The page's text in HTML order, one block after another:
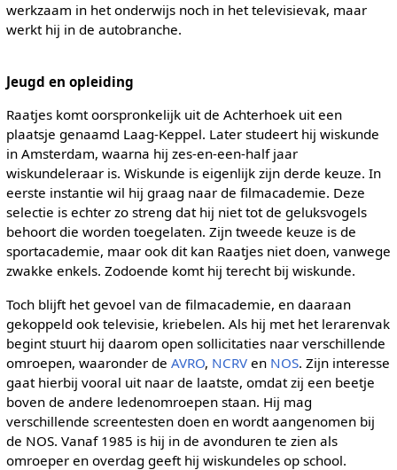
werkzaam in het onderwijs noch in het televisievak, maar
werkt hij in de autobranche.
Jeugd en opleiding
Raatjes komt oorspronkelijk uit de Achterhoek uit een
plaatsje genaamd Laag-Keppel. Later studeert hij wiskunde
in Amsterdam, waarna hij zes-en-een-half jaar
wiskundeleraar is. Wiskunde is eigenlijk zijn derde keuze. In
eerste instantie wil hij graag naar de filmacademie. Deze
selectie is echter zo streng dat hij niet tot de geluksvogels
behoort die worden toegelaten. Zijn tweede keuze is de
sportacademie, maar ook dit kan Raatjes niet doen, vanwege
zwakke enkels. Zodoende komt hij terecht bij wiskunde.
Toch blijft het gevoel van de filmacademie, en daaraan
gekoppeld ook televisie, kriebelen. Als hij met het lerarenvak
begint stuurt hij daarom open sollicitaties naar verschillende
omroepen, waaronder de AVRO, NCRVen NOS. Zijn interesse
gaat hierbij vooral uit naar de laatste, omdat zij een beetje
boven de andere ledenomroepen staan. Hij mag
verschillende screentesten doen en wordt aangenomen bij
de NOS. Vanaf 1985 is hij in de avonduren te zien als
omroeper en overdag geeft hij wiskundeles op school.